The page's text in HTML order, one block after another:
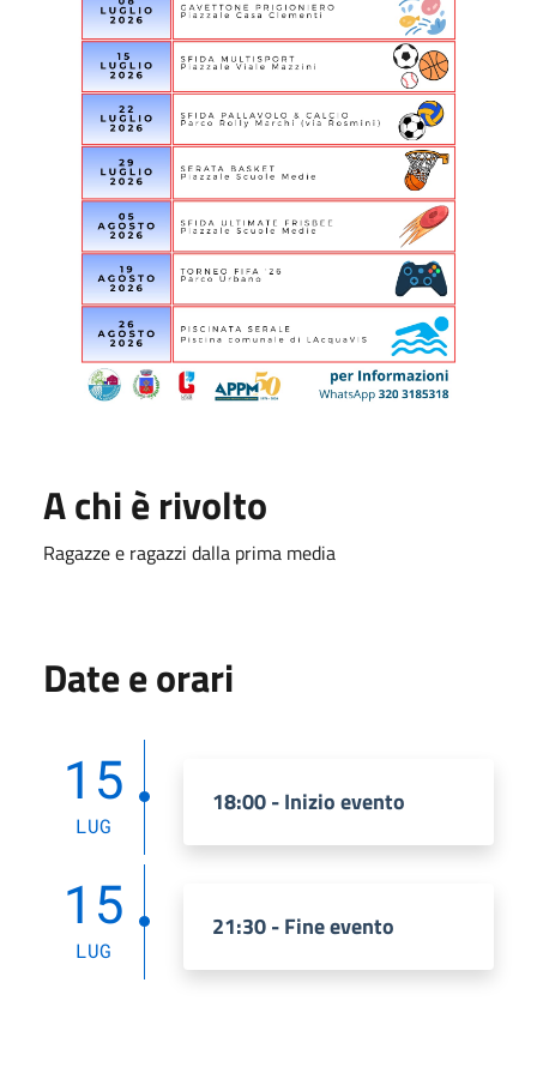
A chi è rivolto
Ragazze e ragazzi dalla prima media
Date e orari
15
LUG
18:00 - Inizio evento
15
LUG
21:30 - Fine evento